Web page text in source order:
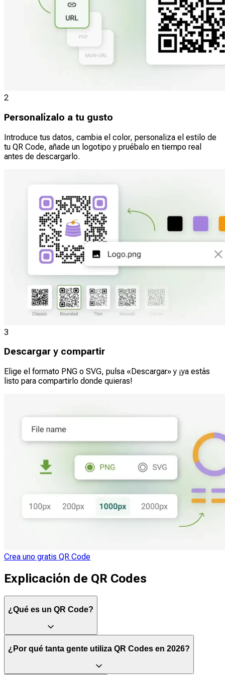
2
Personalízalo a tu gusto
Introduce tus datos, cambia el color, personaliza el estilo de
tu QR Code, añade un logotipo y pruébalo en tiempo real
antes de descargarlo.
3
Descargar y compartir
Elige el formato PNG o SVG, pulsa «Descargar» y ¡ya estás
listo para compartirlo donde quieras!
Crea uno gratis QR Code
Explicación de QR Codes
¿Qué es un QR Code?
Un QR Code es un código de barras bidimensional que
contacto, datos de pago o texto, en una cuadrícula de
¿Por qué tanta gente utiliza QR Codes en 2026?